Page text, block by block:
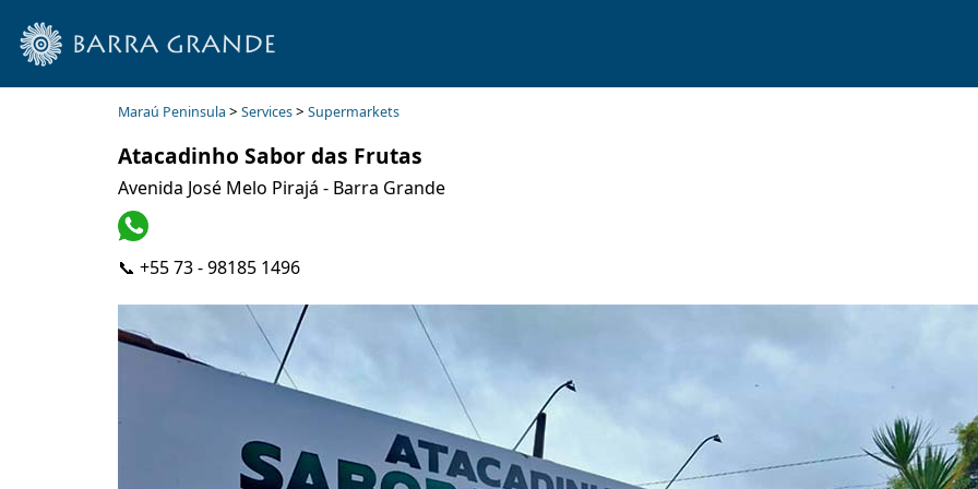
Maraú Peninsula > Services> Supermarkets
Atacadinho Sabor das Frutas
Avenida José Melo Pirajá - Barra Grande
📞 +55 73 - 98185 1496